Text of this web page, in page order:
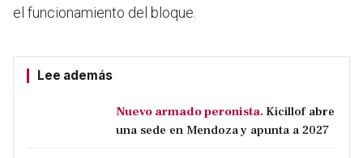
el funcionamiento del bloque.
Lee además
Nuevo armado peronista. Kicillof abre
una sede en Mendoza y apunta a 2027